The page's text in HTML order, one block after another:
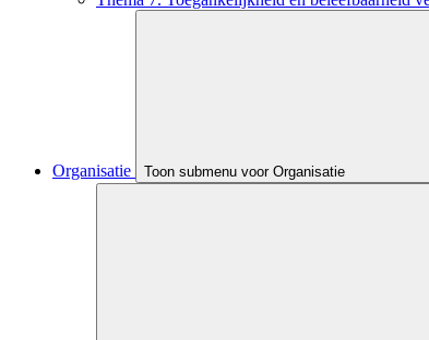
Organisatie Toon submenu voor Organisatie